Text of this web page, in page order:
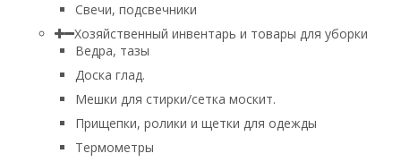
Свечи, подсвечники
Хозяйственный инвентарь и товары для уборки
Ведра, тазы
Доска глад.
Мешки для стирки/сетка москит.
Прищепки, ролики и щетки для одежды
Термометры